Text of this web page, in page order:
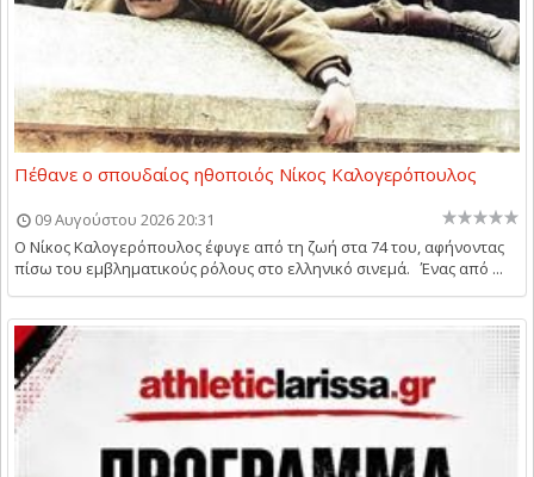
Πέθανε ο σπουδαίος ηθοποιός Νίκος Καλογερόπουλος
09 Αυγούστου 2026 20:31
Ο Νίκος Καλογερόπουλος έφυγε από τη ζωή στα 74 του, αφήνοντας
πίσω του εμβληματικούς ρόλους στο ελληνικό σινεμά. Ένας από ...